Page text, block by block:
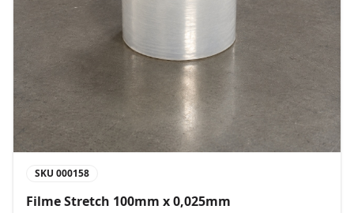
SKU 000158
Filme Stretch 100mm x 0,025mm